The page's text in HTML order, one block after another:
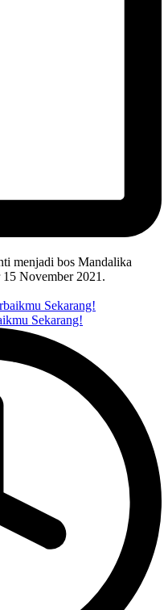
menjadi bos Mandalika
November 2021.
Sekarang!